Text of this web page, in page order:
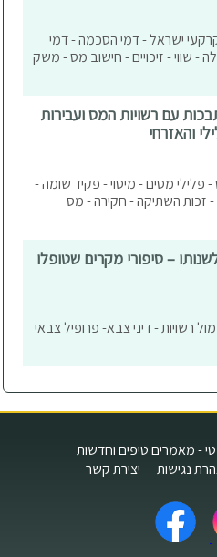
ישראל - דמי הסכמה - דמי
- שווי - זיכויים - חישוב מס - משק
עם רשויות המס ועבירות
והאזרחי
- פלילי מסים - מיסוי - פקיד שומה -
זכות השתיקה - חקירה - מס
– סיפורי מקרים שטופלו
רשויות - דיני צבא- פרופיל צבאי
- מאמרים טיפים וחדשות
נגישות יצירת קשר